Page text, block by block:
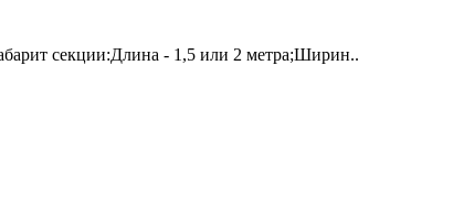
секции:Длина - 1,5 или 2 метра;Ширин..